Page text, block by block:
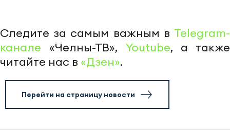
Следите за самым важным в Telegram-
канале «Челны-ТВ», Youtube, а также
читайте нас в «Дзен».
Перейти на страницу новости